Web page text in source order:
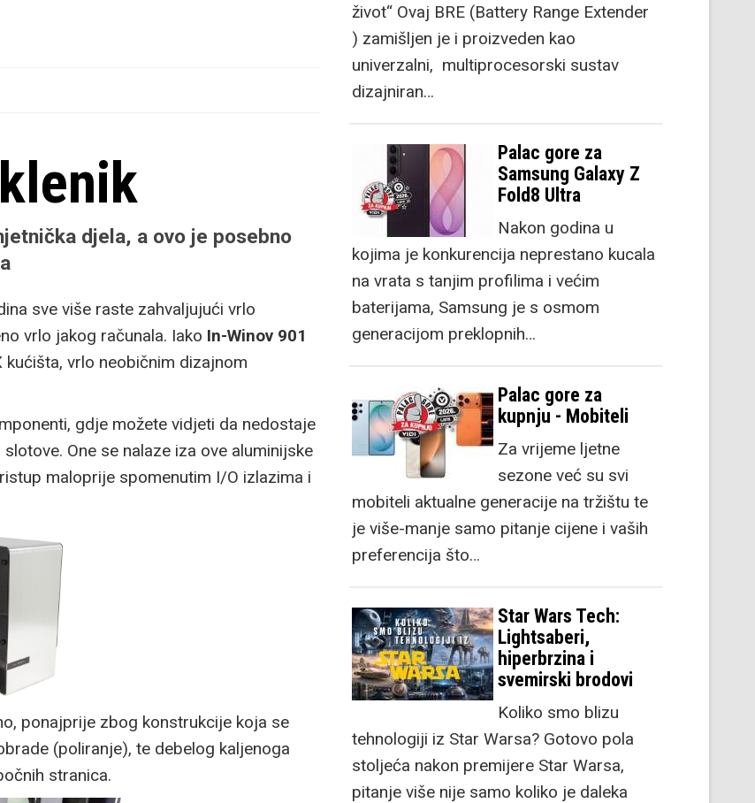
djela, a ovo je posebno
sve više raste zahvaljujući vrlo
vrlo jakog računala. Iako In-Winov 901
vrlo neobičnim dizajnom
gdje možete vidjeti da nedostaje
One se nalaze iza ove aluminijske
maloprije spomenutim I/O izlazima i
ponajprije zbog konstrukcije koja se
(poliranje), te debelog kaljenoga
stranica.
život“ Ovaj BRE (Battery Range Extender
) zamišljen je i proizveden kao
univerzalni, multiprocesorski sustav
dizajniran…
Palac gore za
Samsung Galaxy Z
Fold8 Ultra
Nakon godina u
kojima je konkurencija neprestano kucala
na vrata s tanjim profilima i većim
baterijama, Samsung je s osmom
generacijom preklopnih…
Palac gore za
kupnju - Mobiteli
Za vrijeme ljetne
sezone već su svi
mobiteli aktualne generacije na tržištu te
je više-manje samo pitanje cijene i vaših
preferencija što…
Star Wars Tech:
Lightsaberi,
hiperbrzina i
svemirski brodovi
Koliko smo blizu
tehnologiji iz Star Warsa? Gotovo pola
stoljeća nakon premijere Star Warsa,
pitanje više nije samo koliko je daleka